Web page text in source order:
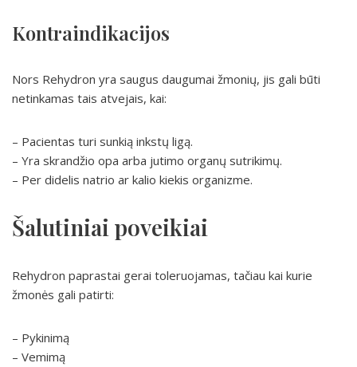
Kontraindikacijos
Nors Rehydron yra saugus daugumai žmonių, jis gali būti
netinkamas tais atvejais, kai:
– Pacientas turi sunkią inkstų ligą.
– Yra skrandžio opa arba jutimo organų sutrikimų.
– Per didelis natrio ar kalio kiekis organizme.
Šalutiniai poveikiai
Rehydron paprastai gerai toleruojamas, tačiau kai kurie
žmonės gali patirti:
– Pykinimą
– Vemimą